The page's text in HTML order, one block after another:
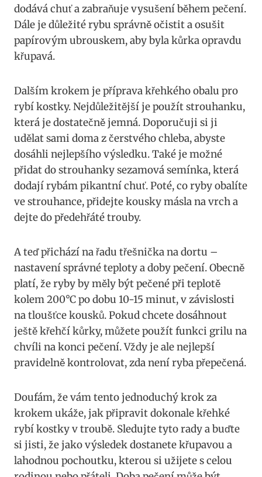
dodává chuť a zabraňuje vysušení během pečení.
Dále je důležité rybu správně očistit a osušit
papírovým ubrouskem, aby byla kůrka opravdu
křupavá.
Dalším krokem je příprava křehkého obalu pro
rybí kostky. Nejdůležitější je použít strouhanku,
která je dostatečně jemná. Doporučuji si ji
udělat sami doma z čerstvého chleba, abyste
dosáhli nejlepšího výsledku. Také je možné
přidat do strouhanky sezamová semínka, která
dodají rybám pikantní chuť. Poté, co ryby obalíte
ve strouhance, přidejte kousky másla na vrch a
dejte do předehřáté trouby.
A teď přichází na řadu třešnička na dortu –
nastavení správné teploty a doby pečení. Obecně
platí, že ryby by měly být pečené při teplotě
kolem 200°C po dobu 10-15 minut, v závislosti
na tloušťce kousků. Pokud chcete dosáhnout
ještě křehčí kůrky, můžete použít funkci grilu na
chvíli na konci pečení. Vždy je ale nejlepší
pravidelně kontrolovat, zda není ryba přepečená.
Doufám, že vám tento jednoduchý krok za
krokem ukáže, jak připravit dokonale křehké
rybí kostky v troubě. Sledujte tyto rady a buďte
si jisti, že jako výsledek dostanete křupavou a
lahodnou pochoutku, kterou si užijete s celou